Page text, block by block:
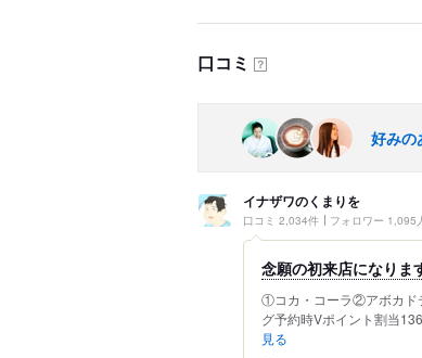
口コミ ？
好みの
イナザワのくまりを
口コミ 2,034件 フォロワー 1,095
念願の初来店になりま
①コカ・コーラ②アボカド
グ予約時Vポイント割当
見る